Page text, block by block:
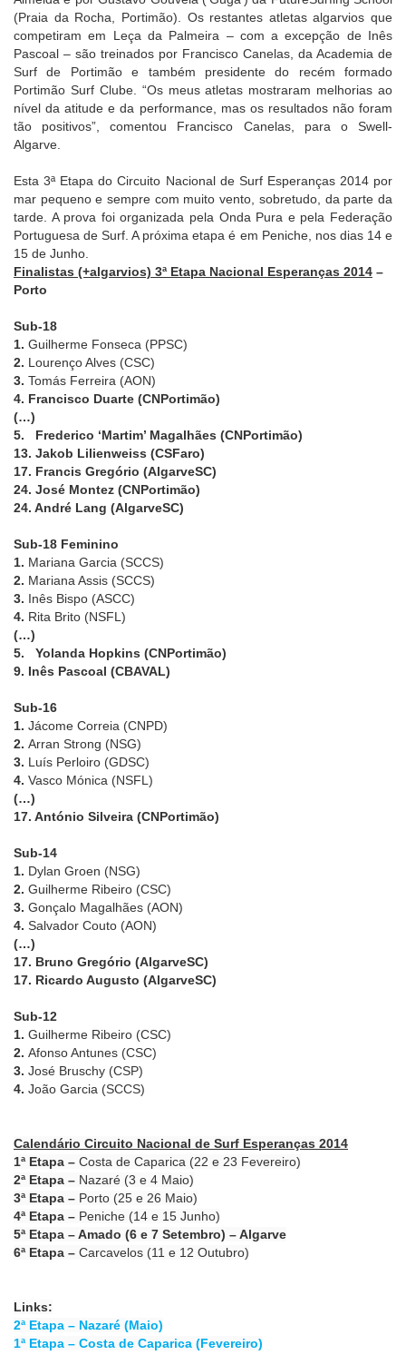
(Praia da Rocha, Portimão). Os restantes atletas algarvios que
competiram em Leça da Palmeira – com a excepção de Inês
Pascoal – são treinados por Francisco Canelas, da Academia de
Surf de Portimão e também presidente do recém formado
Portimão Surf Clube. “Os meus atletas mostraram melhorias ao
nível da atitude e da performance, mas os resultados não foram
tão positivos”, comentou Francisco Canelas, para o Swell-
Algarve.
Esta 3ª Etapa do Circuito Nacional de Surf Esperanças 2014 por
mar pequeno e sempre com muito vento, sobretudo, da parte da
tarde. A prova foi organizada pela Onda Pura e pela Federação
Portuguesa de Surf. A próxima etapa é em Peniche, nos dias 14 e
15 de Junho.
Finalistas (+algarvios) 3ª Etapa Nacional Esperanças 2014 –
Porto
Sub-18
1. Guilherme Fonseca (PPSC)
2. Lourenço Alves (CSC)
3. Tomás Ferreira (AON)
4. Francisco Duarte (CNPortimão)
(…)
5. Frederico ‘Martim’ Magalhães (CNPortimão)
13. Jakob Lilienweiss (CSFaro)
17. Francis Gregório (AlgarveSC)
24. José Montez (CNPortimão)
24. André Lang (AlgarveSC)
Sub-18 Feminino
1. Mariana Garcia (SCCS)
2. Mariana Assis (SCCS)
3. Inês Bispo (ASCC)
4. Rita Brito (NSFL)
(…)
5. Yolanda Hopkins (CNPortimão)
9. Inês Pascoal (CBAVAL)
Sub-16
1. Jácome Correia (CNPD)
2. Arran Strong (NSG)
3. Luís Perloiro (GDSC)
4. Vasco Mónica (NSFL)
(…)
17. António Silveira (CNPortimão)
Sub-14
1. Dylan Groen (NSG)
2. Guilherme Ribeiro (CSC)
3. Gonçalo Magalhães (AON)
4. Salvador Couto (AON)
(…)
17. Bruno Gregório (AlgarveSC)
17. Ricardo Augusto (AlgarveSC)
Sub-12
1. Guilherme Ribeiro (CSC)
2. Afonso Antunes (CSC)
3. José Bruschy (CSP)
4. João Garcia (SCCS)
Calendário Circuito Nacional de Surf Esperanças 2014
1ª Etapa – Costa de Caparica (22 e 23 Fevereiro)
2ª Etapa – Nazaré (3 e 4 Maio)
3ª Etapa – Porto (25 e 26 Maio)
4ª Etapa – Peniche (14 e 15 Junho)
5ª Etapa – Amado (6 e 7 Setembro) – Algarve
6ª Etapa – Carcavelos (11 e 12 Outubro)
Links:
2ª Etapa – Nazaré (Maio)
1ª Etapa – Costa de Caparica (Fevereiro)